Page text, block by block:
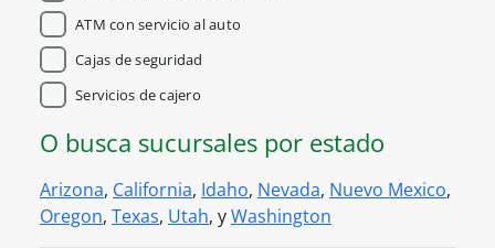
ATM con servicio al auto
Cajas de seguridad
Servicios de cajero
O busca sucursales por estado
Arizona, California, Idaho, Nevada, Nuevo Mexico,
Oregon, Texas, Utah, yWashington